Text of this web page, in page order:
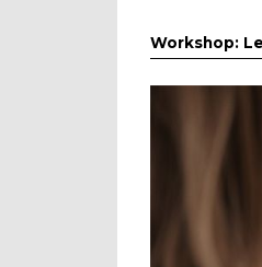
Workshop: